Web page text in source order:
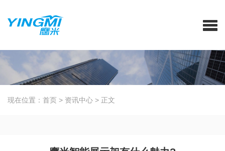
现在位置： 首页 > 资讯中心 > 正文